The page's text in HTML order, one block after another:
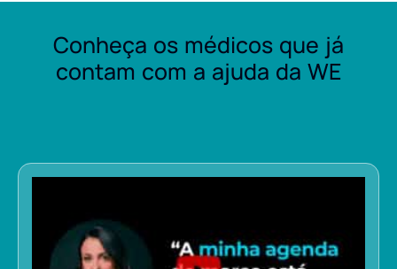
Conheça os médicos que já
contam com a ajuda da WE